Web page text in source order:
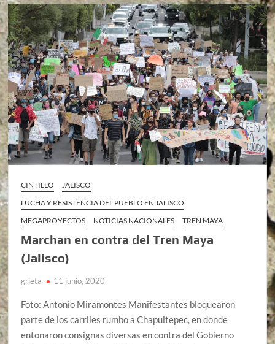
CINTILLO
JALISCO
LUCHA Y RESISTENCIA DEL PUEBLO EN JALISCO
MEGAPROYECTOS
NOTICIAS NACIONALES TREN MAYA
Marchan en contra del Tren Maya
(Jalisco)
grieta 11 junio, 2020
Foto: Antonio Miramontes Manifestantes bloquearon
parte de los carriles rumbo a Chapultepec, en donde
entonaron consignas diversas en contra del Gobierno